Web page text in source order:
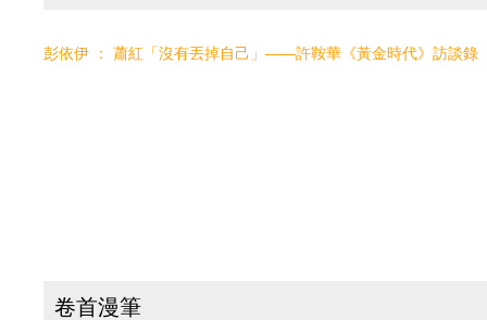
彭依伊 ： 蕭紅「沒有丟掉自己」——許鞍華《黃金時代》訪談錄
卷首漫筆